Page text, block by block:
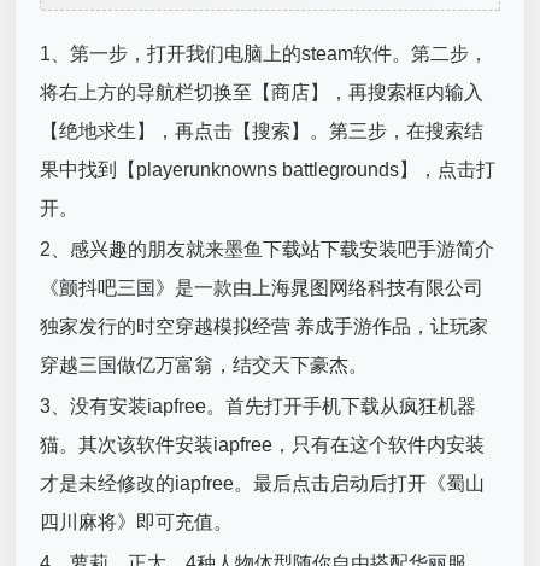
1、第一步，打开我们电脑上的steam软件。第二步，
将右上方的导航栏切换至【商店】，再搜索框内输入
【绝地求生】，再点击【搜索】。第三步，在搜索结
果中找到【playerunknowns battlegrounds】，点击打
开。
2、感兴趣的朋友就来墨鱼下载站下载安装吧手游简介
《颤抖吧三国》是一款由上海晁图网络科技有限公司
独家发行的时空穿越模拟经营 养成手游作品，让玩家
穿越三国做亿万富翁，结交天下豪杰。
3、没有安装iapfree。首先打开手机下载从疯狂机器
猫。其次该软件安装iapfree，只有在这个软件内安装
才是未经修改的iapfree。最后点击启动后打开《蜀山
四川麻将》即可充值。